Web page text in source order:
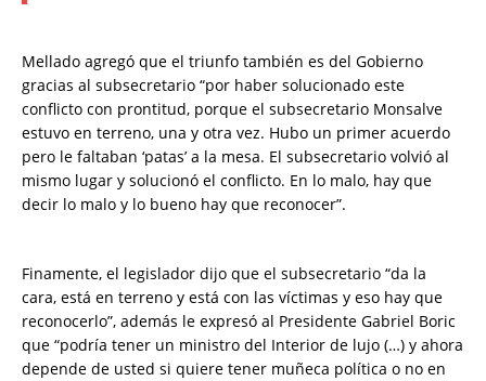
Mellado agregó que el triunfo también es del Gobierno
gracias al subsecretario “por haber solucionado este
conflicto con prontitud, porque el subsecretario Monsalve
estuvo en terreno, una y otra vez. Hubo un primer acuerdo
pero le faltaban ‘patas’ a la mesa. El subsecretario volvió al
mismo lugar y solucionó el conflicto. En lo malo, hay que
decir lo malo y lo bueno hay que reconocer”.
Finamente, el legislador dijo que el subsecretario “da la
cara, está en terreno y está con las víctimas y eso hay que
reconocerlo”, además le expresó al Presidente Gabriel Boric
que “podría tener un ministro del Interior de lujo (…) y ahora
depende de usted si quiere tener muñeca política o no en